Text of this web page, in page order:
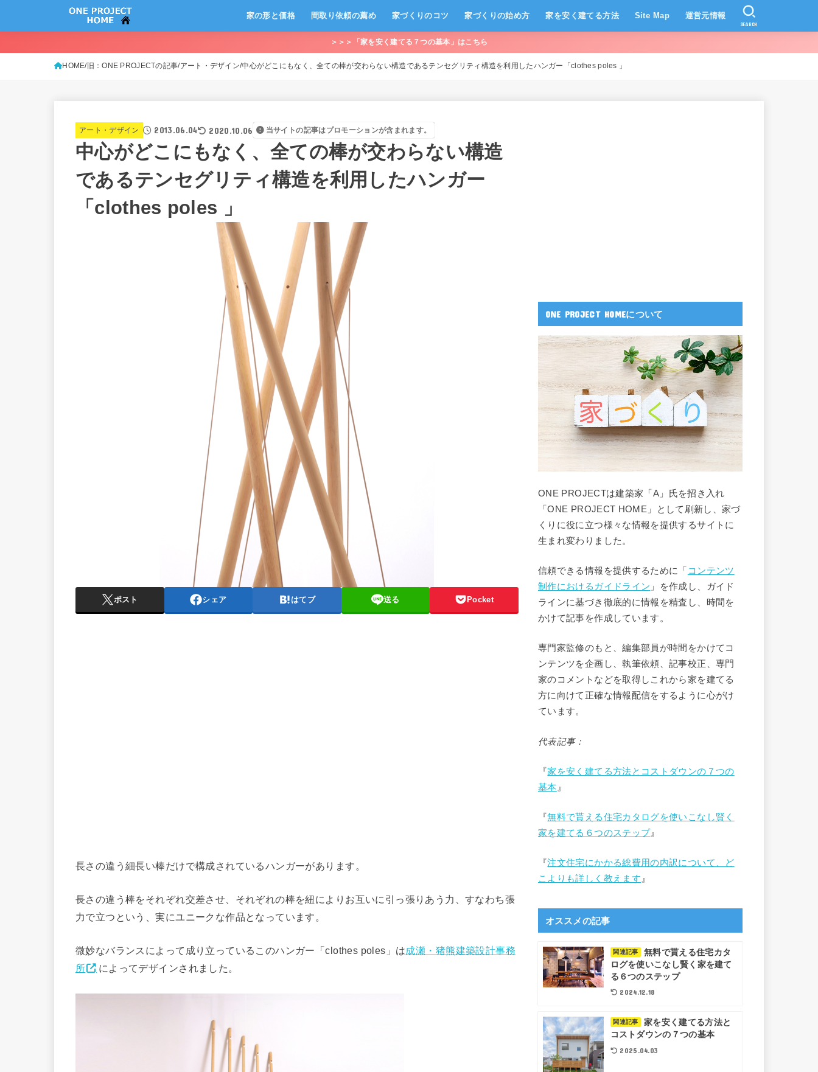
家の形と価格 間取り依頼の薦め 家づくりのコツ 家づくりの始め方 家を安く建てる方法 Site Map 運営元情報
SEARCH
＞＞＞「家を安く建てる７つの基本」はこちら
HOME 旧：ONE PROJECTの記事 アート・デザイン 中心がどこにもなく、全ての棒が交わらない構造であるテンセグリティ構造を利用したハンガー「clothes poles 」
アート・デザイン 2013.06.04 2020.10.06 当サイトの記事はプロモーションが含まれます。
中心がどこにもなく、全ての棒が交わらない構造
であるテンセグリティ構造を利用したハンガー
「clothes poles 」
ポスト シェア はてブ 送る Pocket
長さの違う細長い棒だけで構成されているハンガーがあります。
長さの違う棒をそれぞれ交差させ、それぞれの棒を紐によりお互いに引っ張りあう力、すなわち張
力で立つという、実にユニークな作品となっています。
微妙なバランスによって成り立っているこのハンガー「clothes poles」は成瀬・猪熊建築設計事務
所
によってデザインされました。
ONE PROJECT HOMEについて
ONE PROJECTは建築家「A」氏を招き入れ
「ONE PROJECT HOME」として刷新し、家づ
くりに役に立つ様々な情報を提供するサイトに
生まれ変わりました。
信頼できる情報を提供するために「 コンテンツ
制作におけるガイドライン 」を作成し、ガイド
ラインに基づき徹底的に情報を精査し、時間を
かけて記事を作成しています。
専門家監修のもと、編集部員が時間をかけてコ
ンテンツを企画し、執筆依頼、記事校正、専門
家のコメントなどを取得しこれから家を建てる
方に向けて正確な情報配信をするように心がけ
ています。
代表記事：
『家を安く建てる方法とコストダウンの７つの
基本 』
『無料で貰える住宅カタログを使いこなし賢く
家を建てる６つのステップ』
『注文住宅にかかる総費用の内訳について、ど
こよりも詳しく教えます 』
オススメの記事
関連記事
無料で貰える住宅カタ
ログを使いこなし賢く家を建て
る６つのステップ
2024.12.18
関連記事
家を安く建てる方法と
コストダウンの７つの基本
2025.04.03